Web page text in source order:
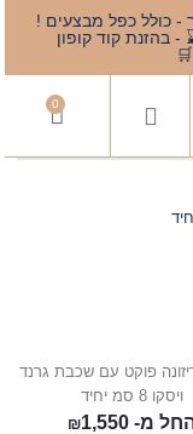
על כל האתר - כולל כפל מבצעים !
להזמין המבצע חל עד 31/08/2026 ⌛️ - בהזנת קוד קופון
0
פוקט עם שכבת גרנד
ויסקו 8 סמ יחיד
מ- ₪1,550